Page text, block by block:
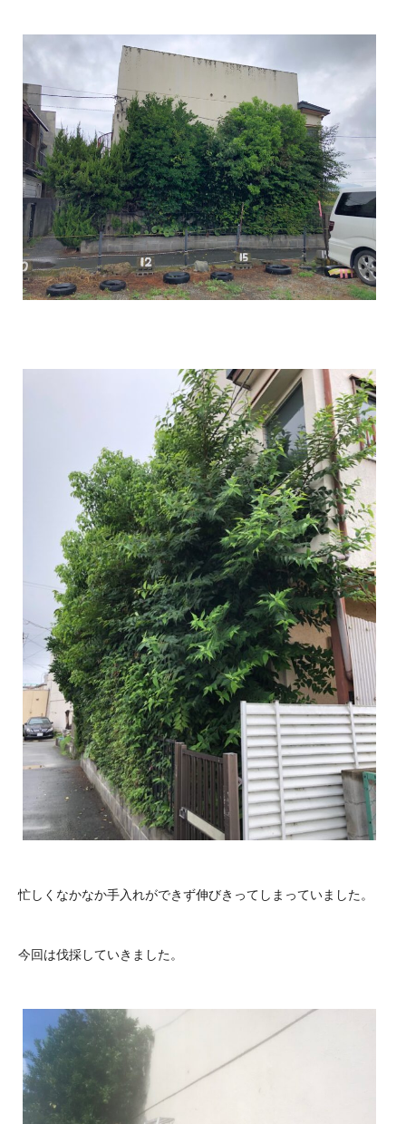
忙しくなかなか手入れができず伸びきってしまっていました。
今回は伐採していきました。